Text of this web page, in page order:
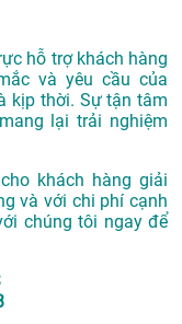
hỗ trợ khách hàng
và yêu cầu của
kịp thời. Sự tận tâm
lại trải nghiệm
khách hàng giải
và với chi phí cạnh
chúng tôi ngay để